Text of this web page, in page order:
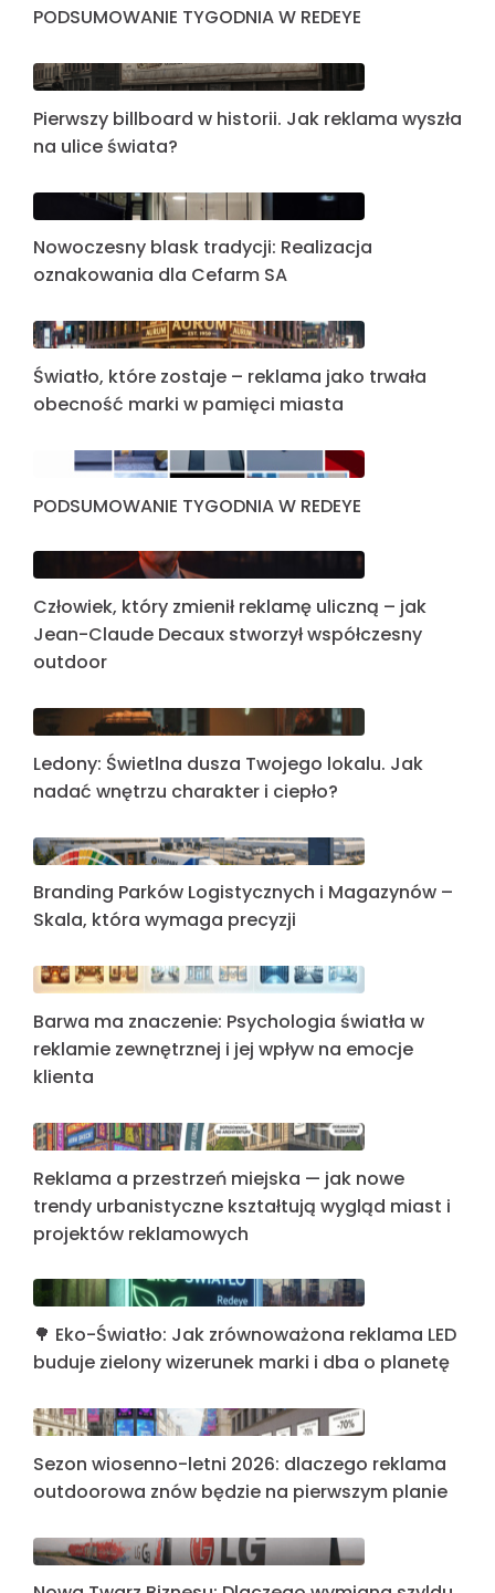
PODSUMOWANIE TYGODNIA W REDEYE
Pierwszy billboard w historii. Jak reklama wyszła
na ulice świata?
Nowoczesny blask tradycji: Realizacja
oznakowania dla Cefarm SA
Światło, które zostaje – reklama jako trwała
obecność marki w pamięci miasta
PODSUMOWANIE TYGODNIA W REDEYE
Człowiek, który zmienił reklamę uliczną – jak
Jean-Claude Decaux stworzył współczesny
outdoor
Ledony: Świetlna dusza Twojego lokalu. Jak
nadać wnętrzu charakter i ciepło?
Branding Parków Logistycznych i Magazynów –
Skala, która wymaga precyzji
Barwa ma znaczenie: Psychologia światła w
reklamie zewnętrznej i jej wpływ na emocje
klienta
Reklama a przestrzeń miejska — jak nowe
trendy urbanistyczne kształtują wygląd miast i
projektów reklamowych
🌳 Eko-Światło: Jak zrównoważona reklama LED
buduje zielony wizerunek marki i dba o planetę
Sezon wiosenno-letni 2026: dlaczego reklama
outdoorowa znów będzie na pierwszym planie